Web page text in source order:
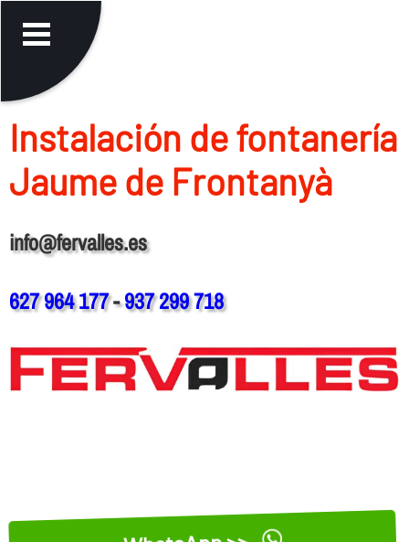
Instalación de fontanerí­a
Jaume de Frontanyà
info@fervalles.es
627 964 177-937 299 718